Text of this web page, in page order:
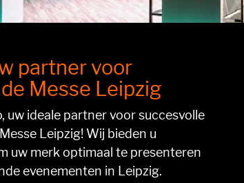
partner voor
Messe Leipzig
uw ideale partner voor succesvolle
Leipzig! Wij bieden u
uw merk optimaal te presenteren
evenementen in Leipzig.